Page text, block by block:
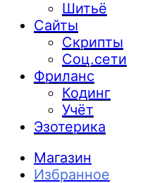
Шитьё
Сайты
Скрипты
Соц.сети
Фриланс
Кодинг
Учёт
Эзотерика
Магазин
Избранное